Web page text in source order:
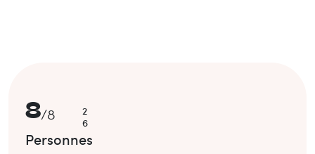
8/8
2
6
Personnes